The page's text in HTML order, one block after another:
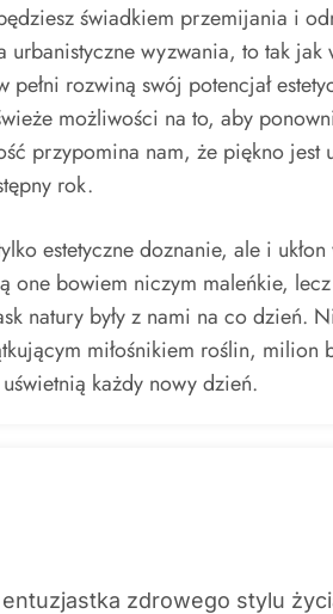
świadkiem przemijania i
wyzwania, to tak jak
rozwiną swój potencjał
możliwości na to, aby
przypomina nam, że piękno jest
rok.
estetyczne doznanie, ale i ukłon
one bowiem niczym maleńkie,
natury były z nami na co dzień.
miłośnikiem roślin, milion
każdy nowy dzień.
entuzjastka zdrowego stylu